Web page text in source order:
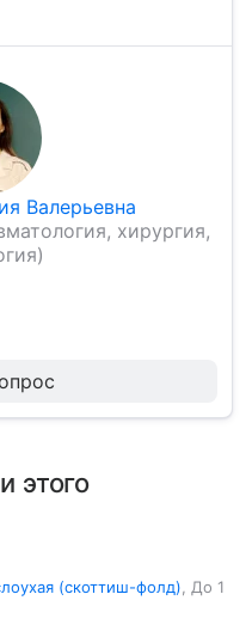
Валерьевна
хирургия,
этого
(скоттиш-фолд)
До 1